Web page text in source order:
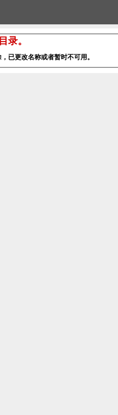
录。
已更改名称或者暂时不可用。